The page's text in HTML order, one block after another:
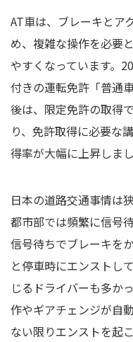
AT車は、ブレーキとア
め、複雑な操作を必要
やすくなっています。
付きの運転免許「普通
後は、限定免許の取得
り、免許取得に必要な
得率が大幅に上昇しまし
日本の道路交通事情は
都市部では頻繁に信号
信号待ちでブレーキを
と停車時にエンストし
じるドライバーも多か
作やギアチェンジが自
ない限りエンストを起